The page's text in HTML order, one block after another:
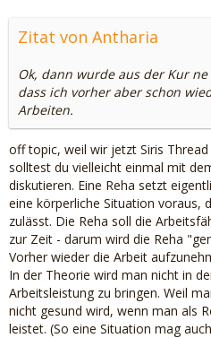
Zitat von Antharia
Ok, dann wurde aus der Kur
dass ich vorher aber schon
Arbeiten.
off topic, weil wir jetzt Siris
solltest du vielleicht einmal mit
diskutieren. Eine Reha setzt
eine körperliche Situation voraus,
zulässt. Die Reha soll die
zur Zeit - darum wird die Reha
Vorher wieder die Arbeit
In der Theorie wird man nicht in
Arbeitsleistung zu bringen. Weil
nicht gesund wird, wenn man als
leistet. (So eine Situation mag